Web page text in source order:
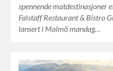
spennende matdestinasjoner
Falstaff Restaurant & Bistro
lansert i Malmö mandag…